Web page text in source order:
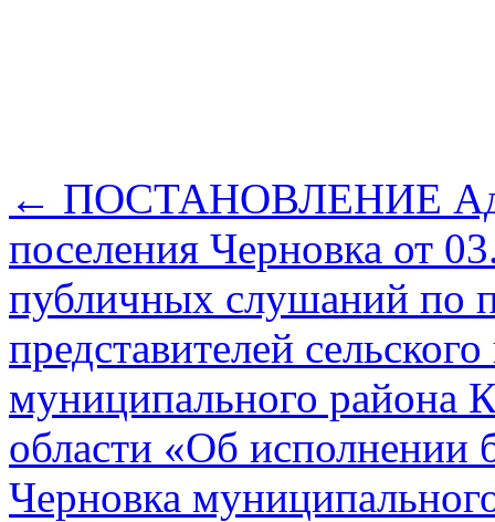
← ПОСТАНОВЛЕНИЕ
поселения Черновка от
публичных слушаний по
представителей
муниципального района
области «Об исполнении
Черновка